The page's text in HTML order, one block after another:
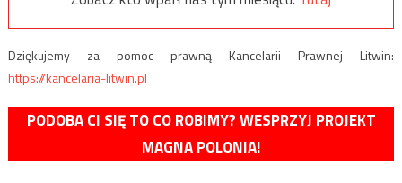
Dziękujemy za pomoc prawną Kancelarii Prawnej Litwin:
https://kancelaria-litwin.pl
PODOBA CI SIĘ TO CO ROBIMY? WESPRZYJ PROJEKT
MAGNA POLONIA!